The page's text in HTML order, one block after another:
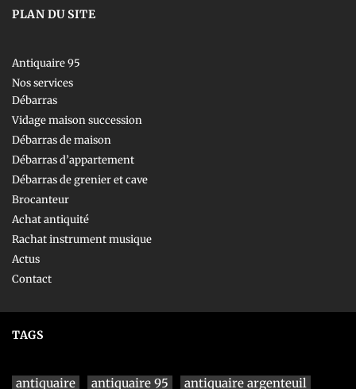
PLAN DU SITE
Antiquaire 95
Nos services
Débarras
Vidage maison succession
Débarras de maison
Débarras d’appartement
Débarras de grenier et cave
Brocanteur
Achat antiquité
Rachat instrument musique
Actus
Contact
TAGS
antiquaire antiquaire 95 antiquaire argenteuil